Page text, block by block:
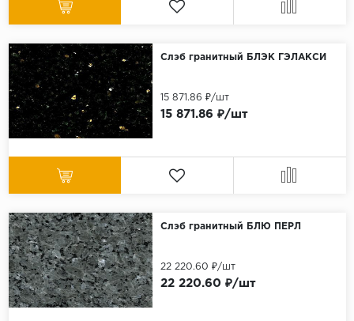
Слэб гранитный БЛЭК ГЭЛАКСИ
15 871.86 ₽/шт
15 871.86 ₽/шт
Слэб гранитный БЛЮ ПЕРЛ
22 220.60 ₽/шт
22 220.60 ₽/шт